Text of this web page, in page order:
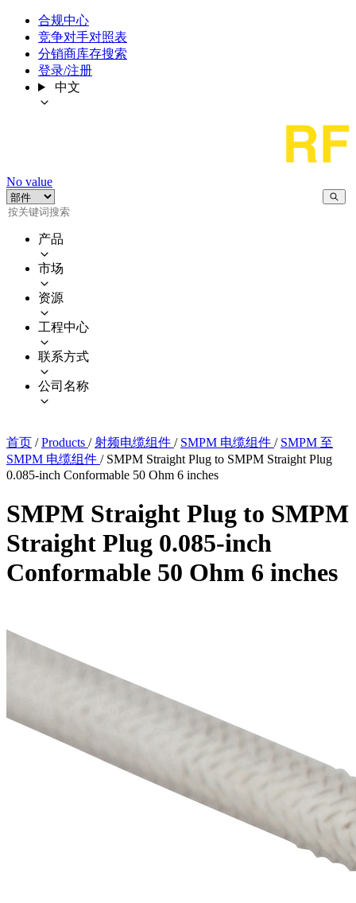
合规中心
竞争对手对照表
分销商库存搜索
登录/注册
中文
No value
产品
市场
资源
工程中心
联系方式
公司名称
首页 / Products / 射频电缆组件 / SMPM 电缆组件 / SMPM 至
SMPM 电缆组件 / SMPM Straight Plug to SMPM Straight Plug
0.085-inch Conformable 50 Ohm 6 inches
SMPM Straight Plug to SMPM
Straight Plug 0.085-inch
Conformable 50 Ohm 6 inches